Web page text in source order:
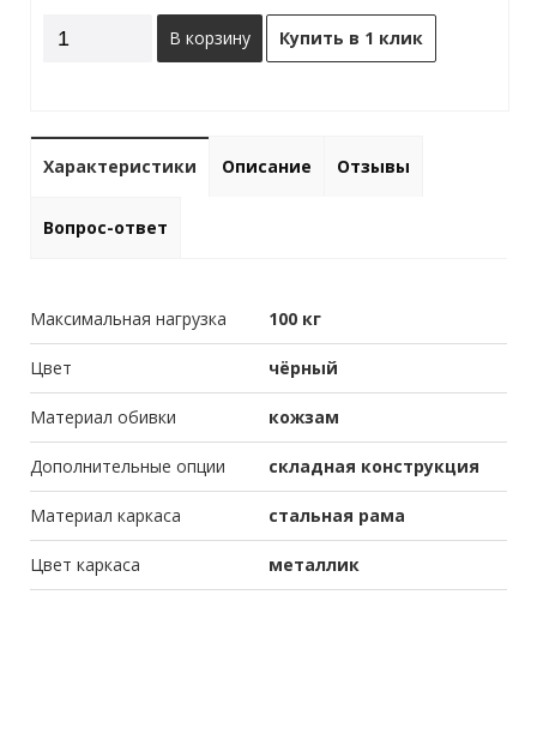
В корзину Купить в 1 клик
Характеристики Описание Отзывы
Вопрос-ответ
Максимальная нагрузка 100 кг
Цвет чёрный
Материал обивки кожзам
Дополнительные опции складная конструкция
Материал каркаса стальная рама
Цвет каркаса металлик